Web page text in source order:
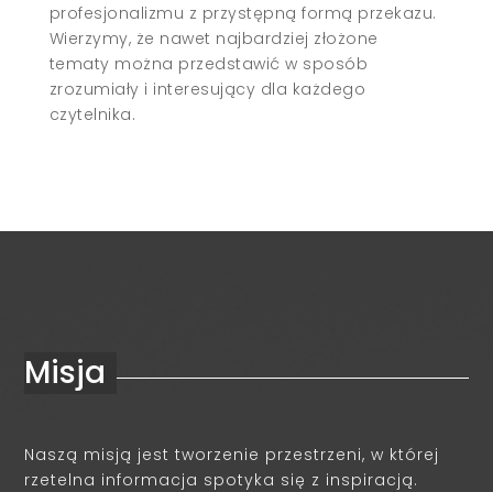
profesjonalizmu z przystępną formą przekazu.
Wierzymy, że nawet najbardziej złożone
tematy można przedstawić w sposób
zrozumiały i interesujący dla każdego
czytelnika.
Misja
Naszą misją jest tworzenie przestrzeni, w której
rzetelna informacja spotyka się z inspiracją.